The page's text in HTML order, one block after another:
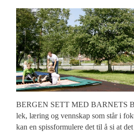
BERGEN SETT MED BARNETS
lek, læring og vennskap som står i
kan en spissformulere det til å si at